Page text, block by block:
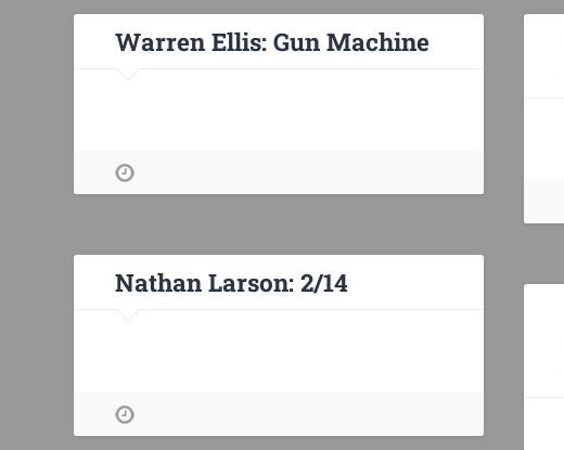
Warren Ellis: Gun Machine
Nathan Larson: 2/14